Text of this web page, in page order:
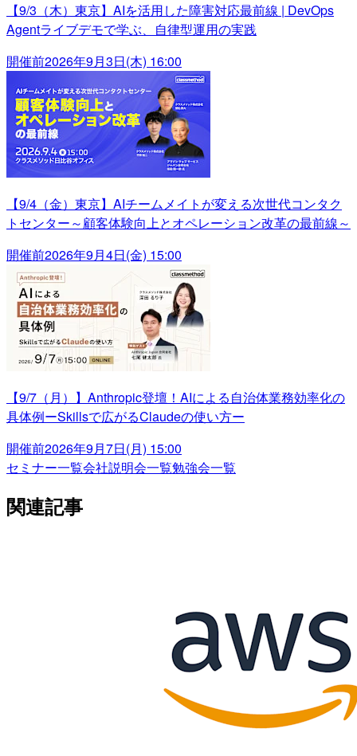
【9/3（木）東京】AIを活用した障害対応最前線 | DevOps
Agentライブデモで学ぶ、自律型運用の実践
開催前2026年9月3日(木) 16:00
【9/4（金）東京】AIチームメイトが変える次世代コンタク
トセンター～顧客体験向上とオペレーション改革の最前線～
開催前2026年9月4日(金) 15:00
【9/7（月）】Anthropic登壇！AIによる自治体業務効率化の
具体例ーSkillsで広がるClaudeの使い方ー
開催前2026年9月7日(月) 15:00
セミナー一覧会社説明会一覧勉強会一覧
関連記事